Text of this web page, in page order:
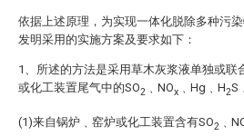
依据上述原理，为实现一体化脱除多种污
发明采用的实施方案及要求如下：
1、所述的方法是采用草木灰浆液单独或联
或化工装置尾气中的SO2 ﹑NOx ﹑Hg﹑H2
(1)来自锅炉﹑窑炉或化工装置含有SO2